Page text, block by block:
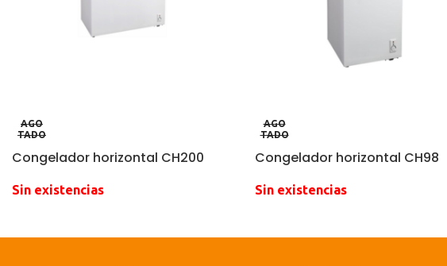
AGO
TADO
Congelador horizontal CH200
Sin existencias
AGO
TADO
Congelador horizontal CH98
Sin existencias